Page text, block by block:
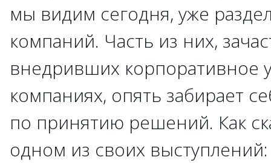
мы видим сегодня, уже
компаний. Часть из них,
внедривших корпоративное
компаниях, опять забирает
по принятию решений. Как
одном из своих